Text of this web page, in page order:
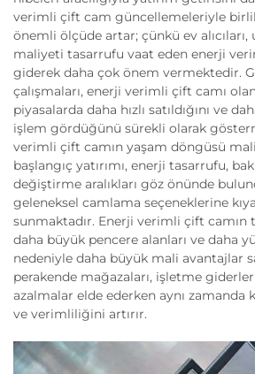
verimli çift cam güncellemeleriyle
önemli ölçüde artar; çünkü ev
maliyeti tasarrufu vaat eden enerji
giderek daha çok önem vermektedir.
çalışmaları, enerji verimli çift camı
piyasalarda daha hızlı satıldığını ve
işlem gördüğünü sürekli olarak
verimli çift camın yaşam döngüsü
başlangıç yatırımı, enerji tasarrufu,
değiştirme aralıkları göz önünde
geleneksel camlama seçeneklerine
sunmaktadır. Enerji verimli çift camın
daha büyük pencere alanları ve daha
nedeniyle daha büyük mali avantajlar
perakende mağazaları, işletme
azalmalar elde ederken aynı zamanda
ve verimliliğini artırır.